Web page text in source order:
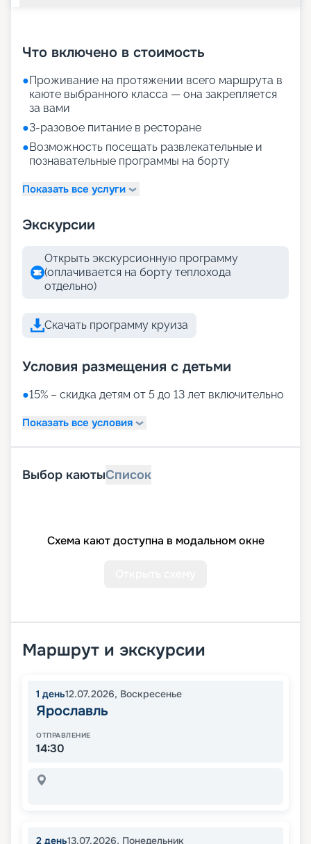
Что включено в стоимость
●Проживание на протяжении всего маршрута в
каюте выбранного класса — она закрепляется
за вами
●3-разовое питание в ресторане
●Возможность посещать развлекательные и
познавательные программы на борту
Показать все услуги
Экскурсии
Открыть экскурсионную программу
(оплачивается на борту теплохода
отдельно)
Скачать программу круиза
Условия размещения с детьми
●15% – скидка детям от 5 до 13 лет включительно
Показать все условия
Выбор каютыСписок
Схема кают доступна в модальном окне
Маршрут и экскурсии
1 день12.07.2026, Воскресенье
Ярославль
ОТПРАВЛЕНИЕ
14:30
2 день13.07.2026, Понедельник